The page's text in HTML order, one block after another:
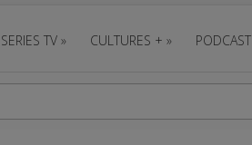
SERIES TV » CULTURES + » PODCAST